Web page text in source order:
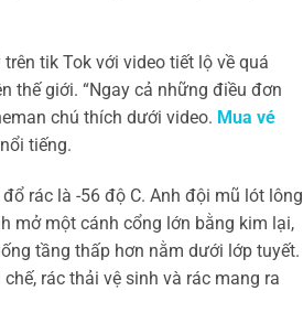
tik Tok với video tiết lộ về quá
thế giới. “Ngay cả những điều đơn
chú thích dưới video. Mua vé
tiếng.
rác là -56 độ C. Anh đội mũ lót lông
mở một cánh cổng lớn bằng kim lại,
tầng thấp hơn nằm dưới lớp tuyết.
rác thải vệ sinh và rác mang ra